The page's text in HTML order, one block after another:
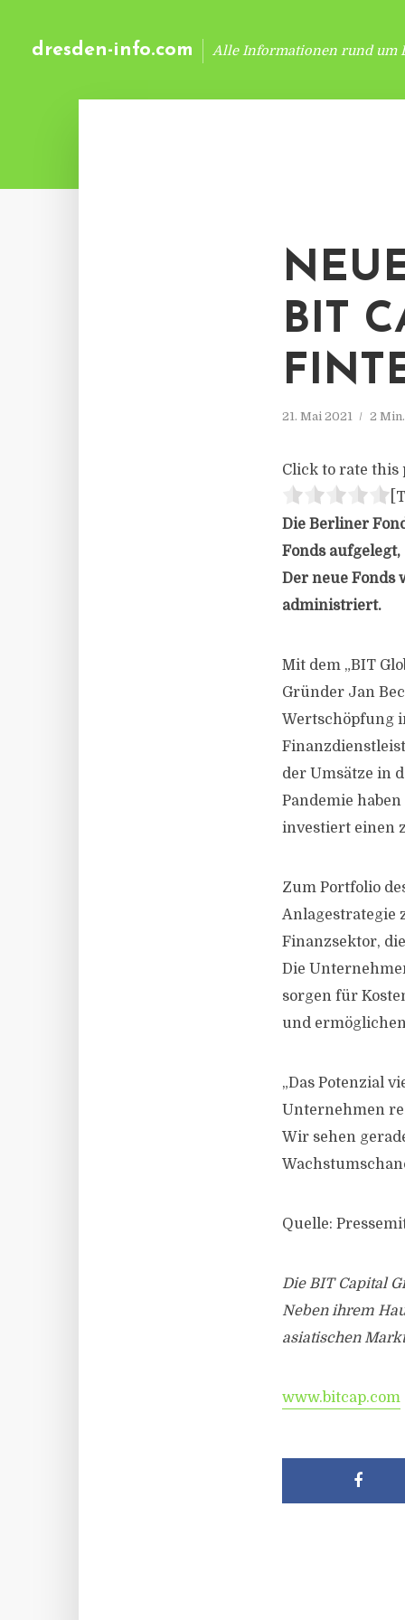
dresden-info.com Alle Informationen rund um
BIT
21. Mai 2021 2
Click to rate this
Die Berliner
Fonds
Der neue Fonds
administriert.
Mit dem „BIT
Gründer Jan
Wertschöpfung
der Umsätze in
Pandemie
investiert einen
Zum Portfolio
Anlagestrategie
Finanzsektor,
Die
sorgen für
und
„Das Potenzial
Unternehmen
Wir sehen
Quelle:
Die BIT Capital
Neben ihrem
asiatischen
www.bitcap.com